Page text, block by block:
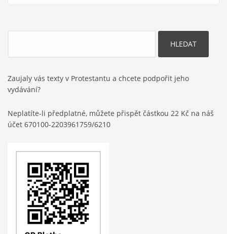
Zaujaly vás texty v Protestantu a chcete podpořit jeho
vydávání?
Neplatíte-li předplatné, můžete přispět částkou 22 Kč na náš
účet 670100-2203961759/6210